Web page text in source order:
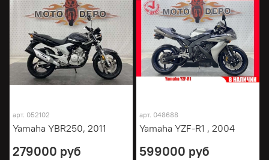
арт. 052102
Yamaha YBR250, 2011
279000 руб
арт. 048688
Yamaha YZF-R1 , 2004
599000 руб